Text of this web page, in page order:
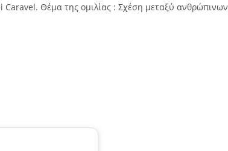
Θέμα της ομιλίας : Σχέση μεταξύ ανθρώπινων